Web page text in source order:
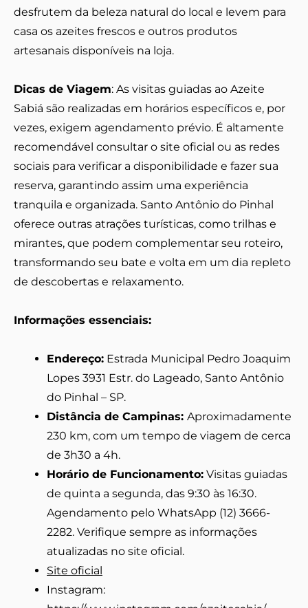
desfrutem da beleza natural do local e levem para
casa os azeites frescos e outros produtos
artesanais disponíveis na loja.
Dicas de Viagem: As visitas guiadas ao Azeite
Sabiá são realizadas em horários específicos e, por
vezes, exigem agendamento prévio. É altamente
recomendável consultar o site oficial ou as redes
sociais para verificar a disponibilidade e fazer sua
reserva, garantindo assim uma experiência
tranquila e organizada. Santo Antônio do Pinhal
oferece outras atrações turísticas, como trilhas e
mirantes, que podem complementar seu roteiro,
transformando seu bate e volta em um dia repleto
de descobertas e relaxamento.
Informações essenciais:
Endereço: Estrada Municipal Pedro Joaquim
Lopes 3931 Estr. do Lageado, Santo Antônio
do Pinhal – SP.
Distância de Campinas: Aproximadamente
230 km, com um tempo de viagem de cerca
de 3h30 a 4h.
Horário de Funcionamento: Visitas guiadas
de quinta a segunda, das 9:30 às 16:30.
Agendamento pelo WhatsApp (12) 3666-
2282. Verifique sempre as informações
atualizadas no site oficial.
Site oficial
Instagram: